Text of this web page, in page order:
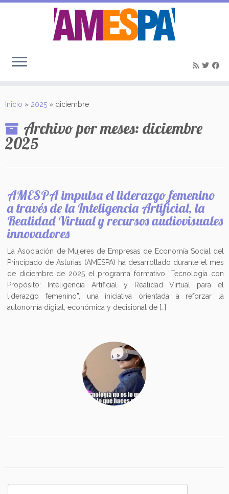
Inicio » 2025 » diciembre
Archivo por meses: diciembre
2025
AMESPA impulsa el liderazgo femenino
a través de la Inteligencia Artificial, la
Realidad Virtual y recursos audiovisuales
innovadores
La Asociación de Mujeres de Empresas de Economía Social del
Principado de Asturias (AMESPA) ha desarrollado durante el mes
de diciembre de 2025 el programa formativo “Tecnología con
Propósito: Inteligencia Artificial y Realidad Virtual para el
liderazgo femenino”, una iniciativa orientada a reforzar la
autonomía digital, económica y decisional de […]